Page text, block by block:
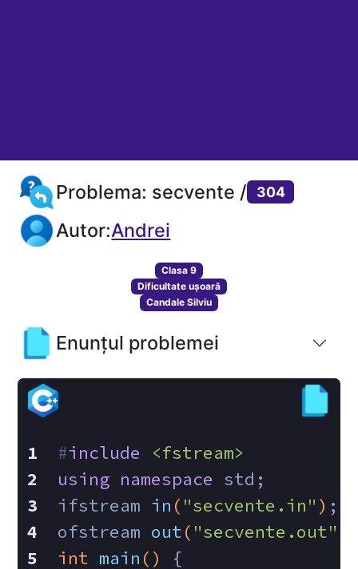
Problema: secvente / 304
Autor:Andrei
Clasa 9
Dificultate ușoară
Candale Silviu
Enunțul problemei
#include
<fstream>
using namespace std;
ifstream in ( "secvente.in" ) ;
ofstream out( "secvente.out"
int main () {